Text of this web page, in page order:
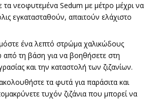
τα νεοφυτεμένα Sedum με μέτρο μέχρι να
εγκατασταθούν, απαιτούν ελάχιστο
ένα λεπτό στρώμα χαλικώδους
τη βάση για να βοηθήσετε στη
και την καταστολή των ζιζανίων.
τα φυτά για παράσιτα και
τυχόν ζιζάνια που μπορεί να